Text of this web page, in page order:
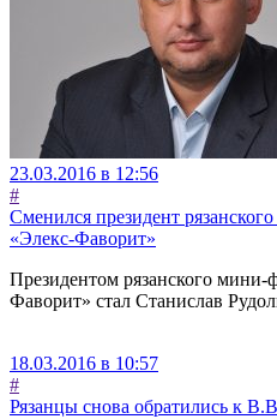
23.03.2016 в 12:56
#
Сменился президент
«Элекс-Фаворит»
Президентом рязанского мини-
Фаворит» стал Станислав
18.03.2016 в 10:57
#
Рязанцы снова обратились к